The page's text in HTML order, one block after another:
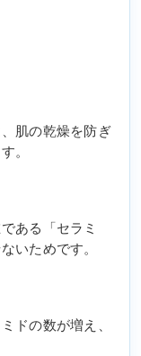
肌の乾燥を防ぎ
。
ある「セラミ
いためです。
ドの数が増え、